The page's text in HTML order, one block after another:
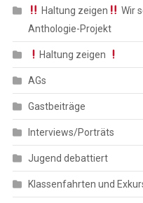
Haltung zeigen
Wir
Anthologie-Projekt
Haltung zeigen
AGs
Gastbeiträge
Interviews/Porträts
Jugend debattiert
Klassenfahrten und